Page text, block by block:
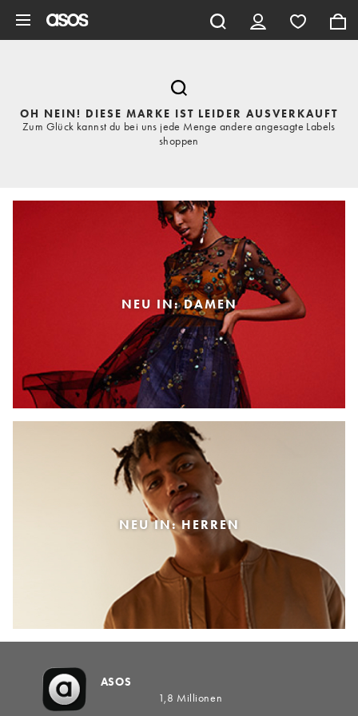
OH NEIN! DIESE MARKE IST LEIDER AUSVERKAUFT
Zum Glück kannst du bei uns jede Menge andere angesagte Labels
shoppen
NEU IN: DAMEN
NEU IN: HERREN
ASOS
1,8 Millionen